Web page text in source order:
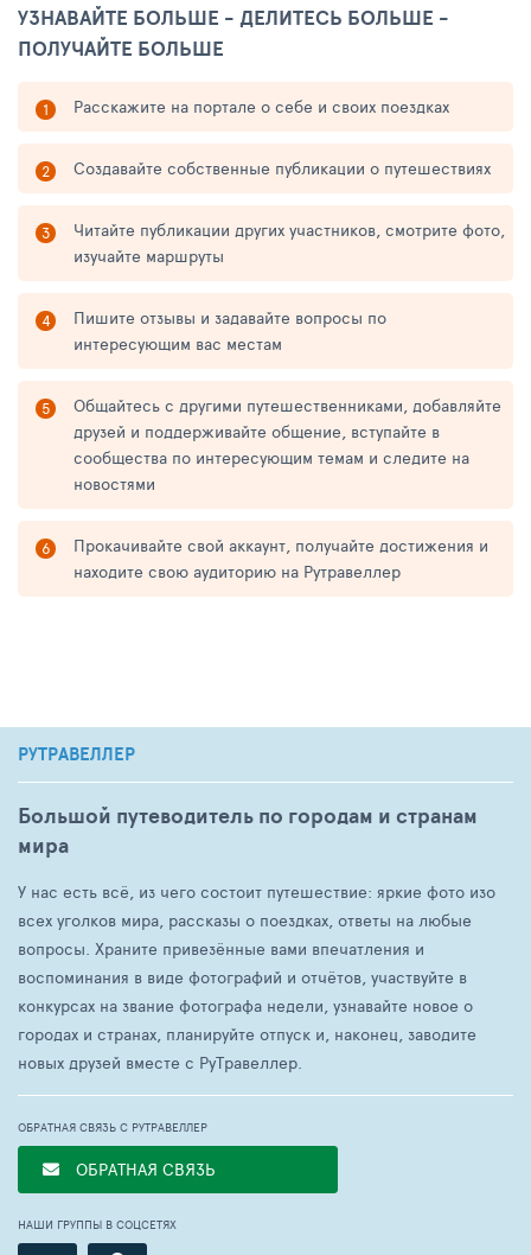
УЗНАВАЙТЕ БОЛЬШЕ - ДЕЛИТЕСЬ БОЛЬШЕ -
ПОЛУЧАЙТЕ БОЛЬШЕ
Расскажите на портале о себе и своих поездках
Создавайте собственные публикации о путешествиях
Читайте публикации других участников, смотрите фото,
изучайте маршруты
Пишите отзывы и задавайте вопросы по
интересующим вас местам
Общайтесь с другими путешественниками, добавляйте
друзей и поддерживайте общение, вступайте в
сообщества по интересующим темам и следите на
новостями
Прокачивайте свой аккаунт, получайте достижения и
находите свою аудиторию на Рутравеллер
РУТРАВЕЛЛЕР
Большой путеводитель по городам и странам
мира
У нас есть всё, из чего состоит путешествие: яркие фото изо
всех уголков мира, рассказы о поездках, ответы на любые
вопросы. Храните привезённые вами впечатления и
воспоминания в виде фотографий и отчётов, участвуйте в
конкурсах на звание фотографа недели, узнавайте новое о
городах и странах, планируйте отпуск и, наконец, заводите
новых друзей вместе с РуТравеллер.
ОБРАТНАЯ СВЯЗЬ С РУТРАВЕЛЛЕР
ОБРАТНАЯ СВЯЗЬ
НАШИ ГРУППЫ В СОЦСЕТЯХ